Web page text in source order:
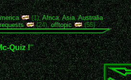
(1),Africa,Asia,Australia
(24),offtopic (55)
Quiz !"